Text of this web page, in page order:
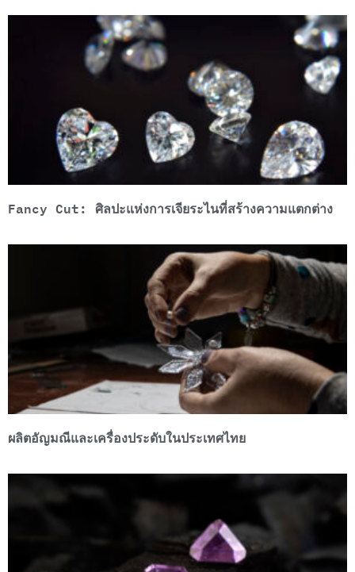
Fancy Cut: ศิลปะแห่งการเจียระไนที่สร้างความแตกต่าง
ผลิตอัญมณีและเครื่องประดับในประเทศไทย